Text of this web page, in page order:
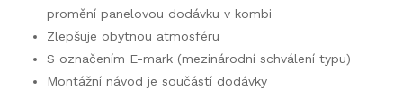
promění panelovou dodávku v kombi
Zlepšuje obytnou atmosféru
S označením E-mark (mezinárodní schválení typu)
Montážní návod je součástí dodávky